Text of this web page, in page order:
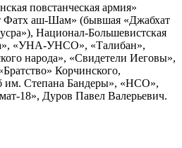
повстанческая армия»
аш-Шам» (бывшая «Джабхат
Национал-Большевистская
«УНА-УНСО», «Талибан»,
народа», «Свидетели Иеговы»,
Корчинского,
им. Степана Бандеры», «НСО»,
18», Дуров Павел Валерьевич.